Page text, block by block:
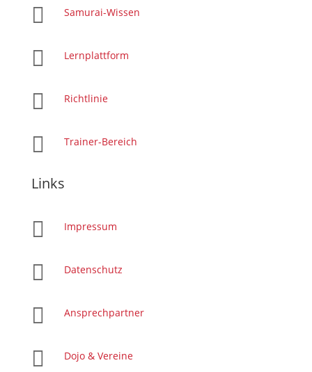
 Samurai-Wissen
 Lernplattform
 Richtlinie
 Trainer-Bereich
Links
 Impressum
 Datenschutz
 Ansprechpartner
 Dojo & Vereine